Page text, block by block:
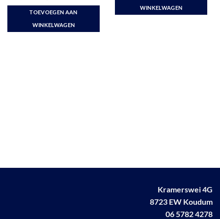
5uit 5
was:
€ 27,90.
is:
€ 24,99.
TOEVOEGEN AAN
WINKELWAGEN
WINKELWAGEN
Kramerswei 4G
8723 EW Koudum
06 5782 4278